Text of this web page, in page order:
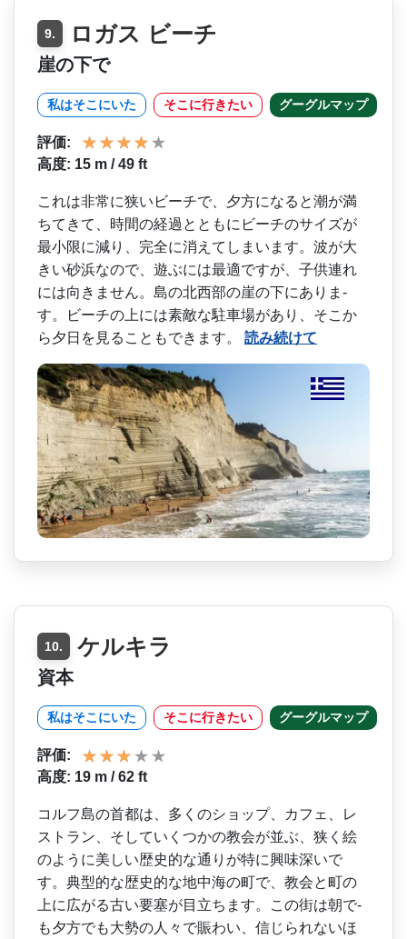
9. ロガス ビーチ
崖の下で
私はそこにいた そこに行きたい グーグルマップ
評価:
高度: 15 m / 49 ft
これは非常に狭いビーチで、­夕方になると潮が満
ちてきて、時間の経過とともにビ­ーチのサイズが
最小限に減り、完全に消えてしまいま­す。波が大
きい砂浜なので、遊ぶには最適ですが、子­供連れ
には向きません。島の北西部の崖の下にありま­
す。ビーチの上には素敵な駐車場があり、そこか
ら夕­日を見ることもできます。 読み続けて
10. ケルキラ
資本
私はそこにいた そこに行きたい グーグルマップ
評価:
高度: 19 m / 62 ft
コルフ島の首都は、多くのシ­ョップ、カフェ、レ
ストラン、そしていくつかの教会­が並ぶ、狭く絵
のように美しい歴史的な通りが特に興­味深いで
す。典型的な歴史的な地中海の町で、教会と­町の
上に広がる古い要塞が目立ちます。この街は朝で­
も夕方でも大勢の人々で賑わい、信じられないほ